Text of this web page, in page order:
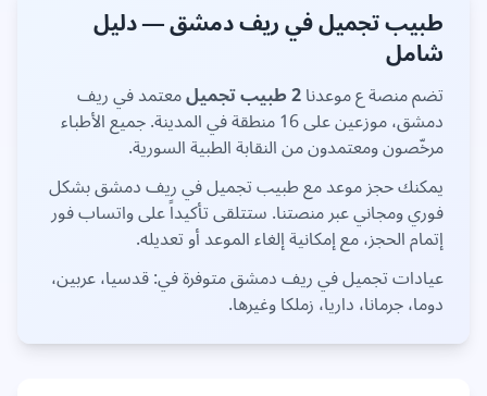
طبيبتجميلفيريف دمشق— دليل
شامل
تضم منصة ع موعدنا2طبيبتجميلمعتمد فيريف
دمشق، موزعين على16 منطقة في المدينة. جميع الأطباء
مرخّصون ومعتمدون من النقابة الطبية السورية.
يمكنك حجز موعد مع طبيبتجميلفيريف دمشقبشكل
فوري ومجاني عبر منصتنا. ستتلقى تأكيداً على واتساب فور
إتمام الحجز، مع إمكانية إلغاء الموعد أو تعديله.
عياداتتجميلفيريف دمشقمتوفرة في:قدسيا، عربين،
دوما، جرمانا، داريا، زملكاوغيرها.